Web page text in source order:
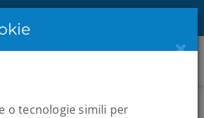
×
o tecnologie simili per